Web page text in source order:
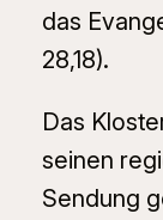
das
28,18).
Das
seinen
Sendung